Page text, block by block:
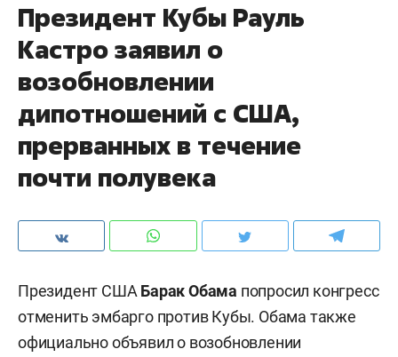
Президент Кубы Рауль
Кастро заявил о
возобновлении
дипотношений с США,
прерванных в течение
почти полувека
Президент США Барак Обама попросил конгресс
отменить эмбарго против Кубы. Обама также
официально объявил о возобновлении